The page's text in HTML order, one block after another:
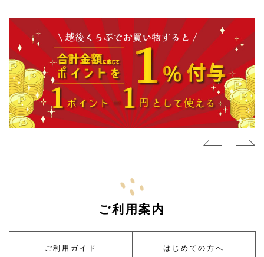
ご利用案内
ご利用ガイド はじめての方へ